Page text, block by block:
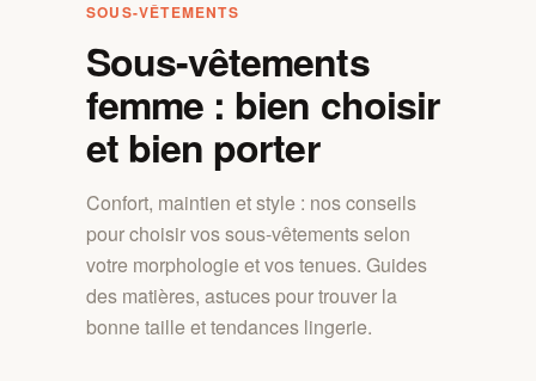
SOUS-VÊTEMENTS
Sous-vêtements
femme : bien choisir
et bien porter
Confort, maintien et style : nos conseils
pour choisir vos sous-vêtements selon
votre morphologie et vos tenues. Guides
des matières, astuces pour trouver la
bonne taille et tendances lingerie.